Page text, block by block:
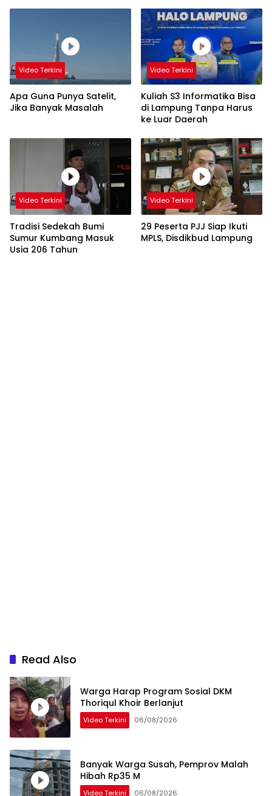
Video Terkini
Apa Guna Punya Satelit,
Jika Banyak Masalah
Video Terkini
Kuliah S3 Informatika Bisa
di Lampung Tanpa Harus
ke Luar Daerah
Video Terkini
Tradisi Sedekah Bumi
Sumur Kumbang Masuk
Usia 206 Tahun
Video Terkini
29 Peserta PJJ Siap Ikuti
MPLS, Disdikbud Lampung
Read Also
Warga Harap Program Sosial DKM
Thoriqul Khoir Berlanjut
Video Terkini 06/08/2026
Banyak Warga Susah, Pemprov Malah
Hibah Rp35 M
Video Terkini 06/08/2026